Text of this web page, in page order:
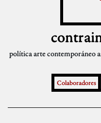
políticaarte contemporáneo
Colaboradores